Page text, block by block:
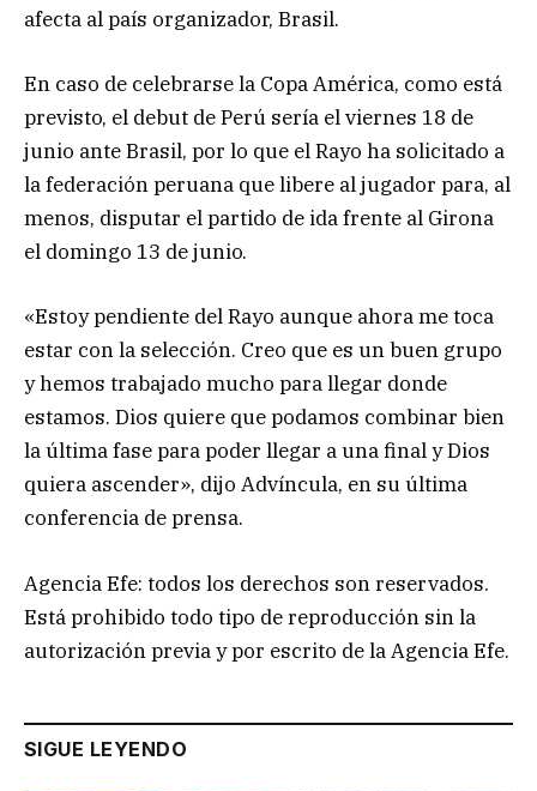
afecta al país organizador, Brasil.
En caso de celebrarse la Copa América, como está
previsto, el debut de Perú sería el viernes 18 de
junio ante Brasil, por lo que el Rayo ha solicitado a
la federación peruana que libere al jugador para, al
menos, disputar el partido de ida frente al Girona
el domingo 13 de junio.
«Estoy pendiente del Rayo aunque ahora me toca
estar con la selección. Creo que es un buen grupo
y hemos trabajado mucho para llegar donde
estamos. Dios quiere que podamos combinar bien
la última fase para poder llegar a una final y Dios
quiera ascender», dijo Advíncula, en su última
conferencia de prensa.
Agencia Efe: todos los derechos son reservados.
Está prohibido todo tipo de reproducción sin la
autorización previa y por escrito de la Agencia Efe.
SIGUE LEYENDO